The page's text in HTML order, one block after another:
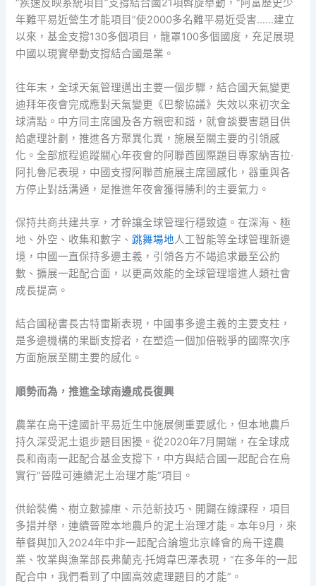
“疾速反映系統項目”支撐結合國21項斡旋舉動，“阿富歷史少
年難平易近營生才能項目”使2000多名難平易近受害……建立
以來，基金支撐130多個項目，籠罩100多個國度，充足展現
中國以現實舉動支撐結合國是業。
往年末，全球天氣管理邁出主要一個步驟，結合國天氣變更
迪拜年夜會完成應對天氣變更《巴黎協議》失效以來初次全
球清點。中方同主席國及各方親密和諧，就會談要害題目供
給處理計劃，推進各方聚異化異，施展至關主要的引領感
化。全部旅程追蹤關心年夜會的阿聯酋國際題目專家納吉拉·
阿扎魯尼表現，中國支撐阿聯酋施展主席國感化，器重與各
方停止對話溝通，是推進年夜會獲得勝利的主要氣力。
保持共商共建共享，才幹讓全球管理行穩致遠。在深海、極
地、外空、收集和數字、 跳舞場地人工智能等全球管理新邊
境，中國一直保持多邊主義，引領各方不竭追求最至公約
數、擴展一起配合面，以更高效能的全球管理增進人類社會
成長提高。
結合國秘書長古特雷斯表現，中國事多邊主義的主要支柱，
是多邊機構的果斷支撐者，在塑造一個加倍戰爭的國際次序
方面施展至關主要的感化。
順勢而為，推進全球南邊成長復興
農業在烏干達國計平易近生中施展側重要感化，但本地農戶
持久深受泥土退步題目困擾。從2020年7月開端，在全球成
長和南南一起配合基金支撐下，中方與結合國一起配合在烏
實行“晉陞可連續泥土治理才能”項目。
供給裝備、樹立數據庫、示范新技巧、開闢在線課程，項目
多措并舉，連續晉陞本地農戶的泥土治理才能。本年9月，來
華餐與加入2024年中非一起配合論壇北京峰會的烏干達農
業、牧業與漁業部長弗蘭克·托姆韋巴澤表現，“在多年的一起
配合中，我們看到了中國高效處理題目的才能”。